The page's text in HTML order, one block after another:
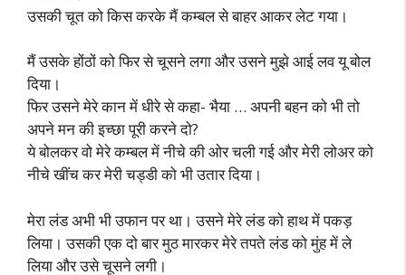
उसकी चूत को किस करके मैं कम्बल से बाहर आकर लेट गया।
मैं उसके होंठों को फिर से चूसने लगा और उसने मुझे आई लव यू बोल
दिया।
फिर उसने मेरे कान में धीरे से कहा- भैया … अपनी बहन को भी तो
अपने मन की इच्छा पूरी करने दो?
ये बोलकर वो मेरे कम्बल में नीचे की ओर चली गई और मेरी लोअर को
नीचे खींच कर मेरी चड्डी को भी उतार दिया।
मेरा लंड अभी भी उफान पर था। उसने मेरे लंड को हाथ में पकड़
लिया। उसकी एक दो बार मुठ मारकर मेरे तपते लंड को मुंह में ले
लिया और उसे चूसने लगी।